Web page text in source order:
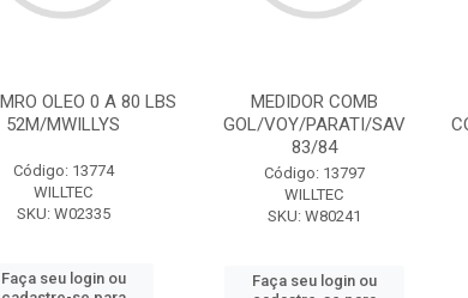
OLEO 0 A 80 LBS
52M/MWILLYS
Código: 13774
WILLTEC
SKU: W02335
Faça seu login ou
MEDIDOR COMB
GOL/VOY/PARATI/SAV
83/84
Código: 13797
WILLTEC
SKU: W80241
Faça seu login ou